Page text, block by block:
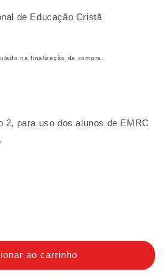
de Educação Cristã
na finalização da compra.
2, para uso dos alunos de EMRC
ao carrinho